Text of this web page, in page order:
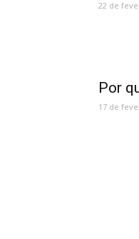
22 de
Por
17 de